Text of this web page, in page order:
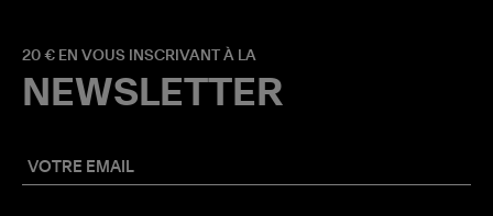
20 € EN VOUS INSCRIVANT À LA
NEWSLETTER